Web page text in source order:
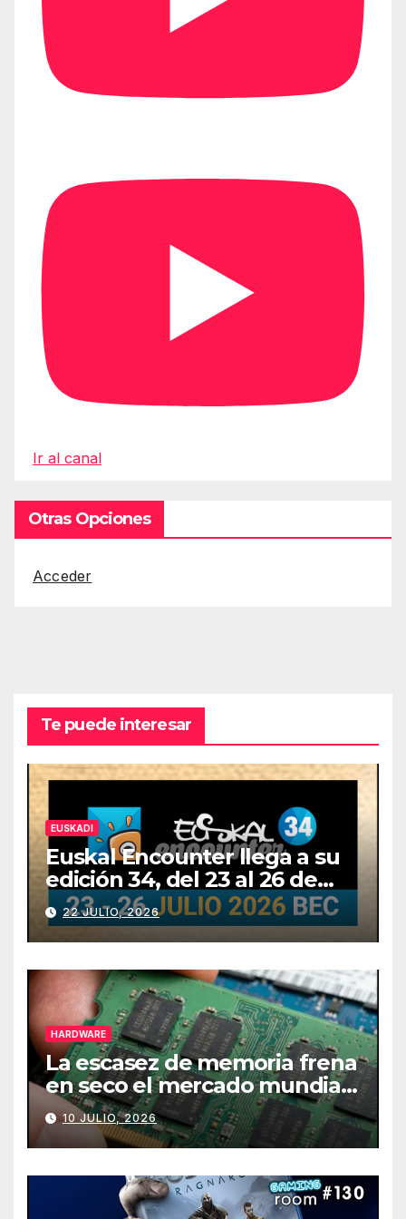
Ir al canal
Otras Opciones
Acceder
Te puede interesar
EUSKADI
Euskal Encounter llega a su
edición 34, del 23 al 26 de
julio
22 JULIO, 2026
HARDWARE
La escasez de memoria frena
en seco el mercado mundial
de PCs
10 JULIO, 2026